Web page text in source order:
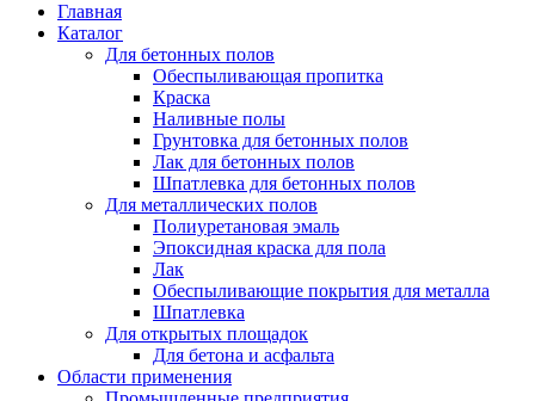
Главная
Каталог
Для бетонных полов
Обеспыливающая пропитка
Краска
Наливные полы
Грунтовка для бетонных полов
Лак для бетонных полов
Шпатлевка для бетонных полов
Для металлических полов
Полиуретановая эмаль
Эпоксидная краска для пола
Лак
Обеспыливающие покрытия для металла
Шпатлевка
Для открытых площадок
Для бетона и асфальта
Области применения